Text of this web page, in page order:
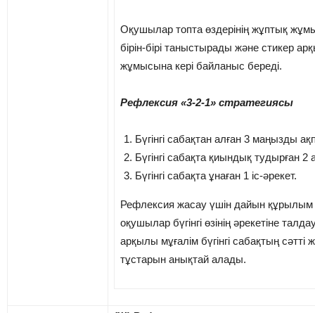
Оқушылар топта өздерінің жұптық
бірін-бірі таныстырады және стикер
жұмысына кері байланыс береді.
Рефлексия «3-2-1» стратегиясы
Бүгінгі сабақтан алған 3 маңызды
Бүгінгі сабақта қиындық тудырған 2
Бүгінгі сабақта ұнаған 1 іс-әрекет.
Рефлексия жасау үшін дайын құрылым
оқушылар бүгінгі өзінің әрекетіне
арқылы мұғалім бүгінгі сабақтың сәтті
тұстарын анықтай алады.